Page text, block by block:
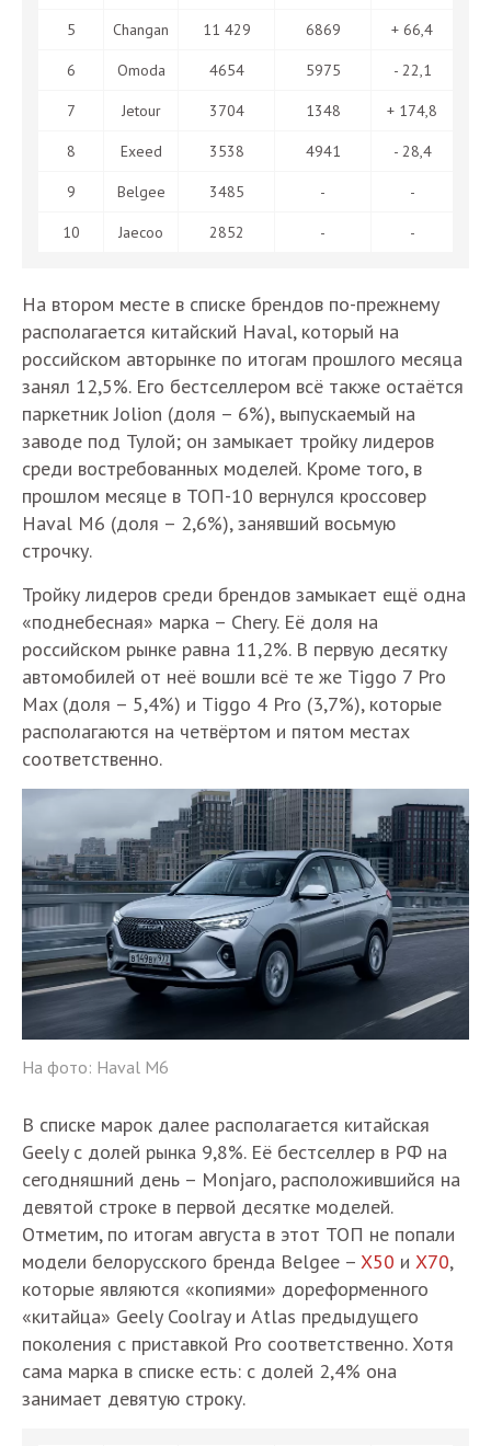
5 Changan 11 429 6869 + 66,4
6 Omoda 4654 5975 - 22,1
7 Jetour 3704 1348 + 174,8
8 Exeed 3538 4941 - 28,4
9 Belgee 3485 - -
10 Jaecoo 2852 - -
На втором месте в списке брендов по-прежнему
располагается китайский Haval, который на
российском авторынке по итогам прошлого месяца
занял 12,5%. Его бестселлером всё также остаётся
паркетник Jolion (доля – 6%), выпускаемый на
заводе под Тулой; он замыкает тройку лидеров
среди востребованных моделей. Кроме того, в
прошлом месяце в ТОП-10 вернулся кроссовер
Haval M6 (доля – 2,6%), занявший восьмую
строчку.
Тройку лидеров среди брендов замыкает ещё одна
«поднебесная» марка – Chery. Её доля на
российском рынке равна 11,2%. В первую десятку
автомобилей от неё вошли всё те же Tiggo 7 Pro
Max (доля – 5,4%) и Tiggo 4 Pro (3,7%), которые
располагаются на четвёртом и пятом местах
соответственно.
На фото: Haval M6
В списке марок далее располагается китайская
Geely с долей рынка 9,8%. Её бестселлер в РФ на
сегодняшний день – Monjaro, расположившийся на
девятой строке в первой десятке моделей.
Отметим, по итогам августа в этот ТОП не попали
модели белорусского бренда Belgee – X50 и X70,
которые являются «копиями» дореформенного
«китайца» Geely Coolray и Atlas предыдущего
поколения с приставкой Pro соответственно. Хотя
сама марка в списке есть: с долей 2,4% она
занимает девятую строку.